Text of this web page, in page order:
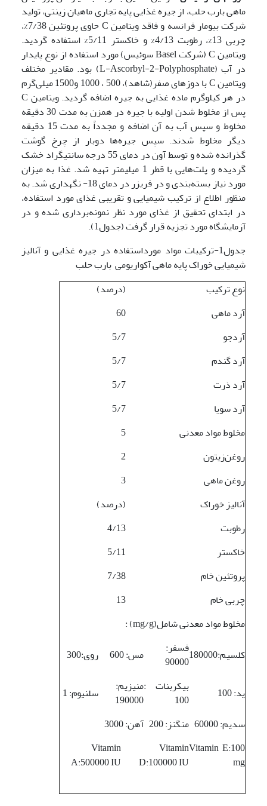
ماهی بارب حلب، از جیره غذایی پایه تجاری ماهیان زینتی، تولید
شرکت بیومار فرانسه و فاقد ویتامین C حاوی پروتئین 7/38%،
چربی 13%، رطوبت 4/13% و خاکستر 5/11% استفاده گردید.
ویتامین C (شرکت Basel سوئیس) مورد استفاده از نوع پایدار
در آب (L-Ascorbyl-2-Polyphosphate) بود. مقادیر مختلف
ویتامین C با دوزهای صفر(شاهد)، 500 ، 1000 و1500 میلی‌گرم
در هر کیلوگرم ماده غذایی به جیره اضافه گردید. ویتامین C
پس از مخلوط شدن اولیه با جیره در همزن به مدت 30 دقیقه
مخلوط و سپس آب به آن اضافه و مجدداً به مدت 15 دقیقه
دیگر مخلوط شدند. سپس جیره‌ها دوبار از چرخ گوشت
گذرانده شده و توسط آون در دمای 55 درجه سانتیگراد خشک
گردیده و پلت‌هایی با قطر 1 میلیمتر تهیه شد. غذا به میزان
مورد نیاز بسته‌بندی و در فریزر در دمای 18- نگهداری شد. به‌
منظور اطلاع از ترکیب شیمیایی و تقریبی غذای مورد استفاده،
در ابتدای تحقیق از غذای مورد نظر نمونه‌برداری شده و در
آزمایشگاه مورد تجزیه قرار گرفت (جدول1).
جدول1-ترکیبات مواد مورداستفاده در جیره غذایی و آنالیز
شیمیایی خوراک پایه ماهی آکواریومی بارب حلب
نوع ترکیب
(درصد)
آرد ماهی
60
آردجو
5/7
آرد گندم
5/7
آرد ذرت
5/7
آرد سویا
5/7
مخلوط مواد معدنی
5
روغن‌زیتون
2
روغن ماهی
3
آنالیز خوراک
(درصد)
رطوبت
4/13
خاکستر
5/11
پروتئین خام
7/38
چربی خام
13
مخلوط مواد معدنی شامل(mg/g) :
کلسیم:180000
فسفر:
90000
مس: 600 روی:300
ید: 100
بیکربنات :
100
منیزیم:
190000
سلنیوم: 1
سدیم: 60000
منگنز: 200
آهن: 3000
Vitamin E:100
mg
Vitamin
D:100000 IU
Vitamin
A:500000 IU